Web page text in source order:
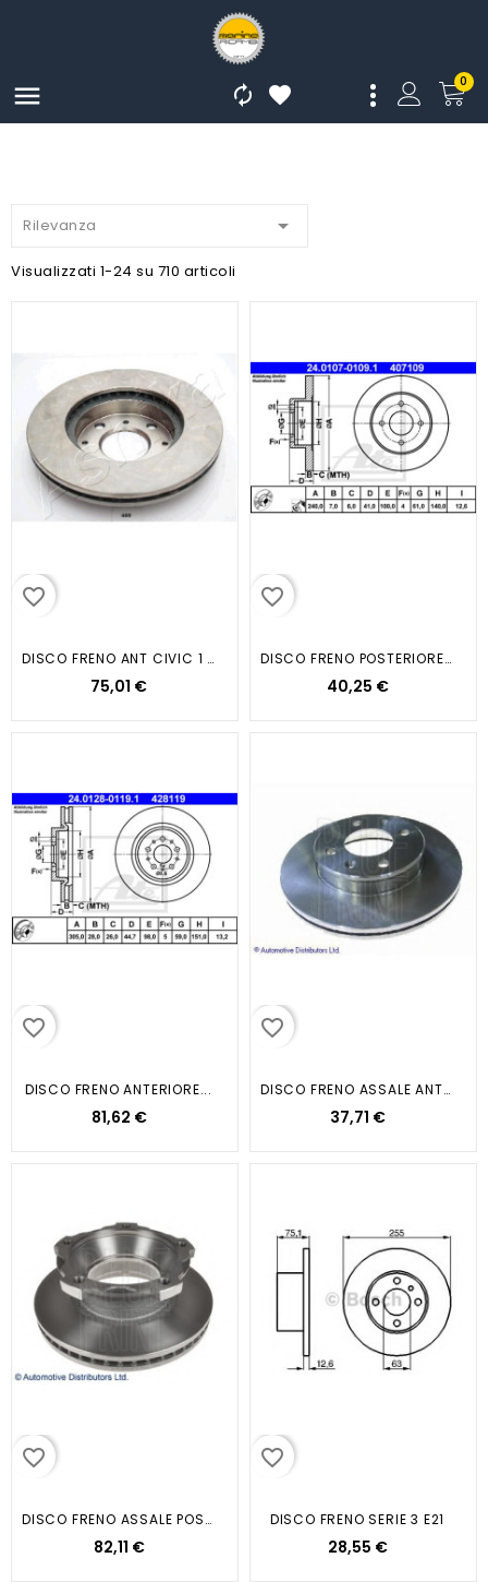
 0


Rilevanza 
Visualizzati 1-24 su 710 articoli
favorite_border
DISCO FRENO ANT CIVIC 1 4 16V
75,01 €
favorite_border
DISCO FRENO POSTERIORE MICRA II...
40,25 €
favorite_border
DISCO FRENO ANTERIORE...
81,62 €
favorite_border
DISCO FRENO ASSALE ANTERIORE...
37,71 €
favorite_border
DISCO FRENO ASSALE POSTERIORE SERI
82,11 €
favorite_border
DISCO FRENO SERIE 3 E21
28,55 €